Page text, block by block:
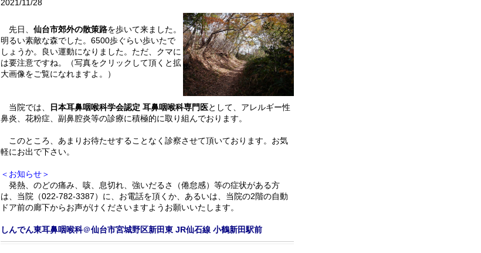
2021/11/28
先日、 仙台市郊外の散策路を歩いて来ました。
明るい素敵な森でした。6500歩ぐらい歩いたで
しょうか。良い運動になりました。ただ、クマに
は要注意ですね。（写真をクリックして頂くと拡
大画像をご覧になれますよ。）
当院では、 日本耳鼻咽喉科学会認定 耳鼻咽喉科専門医として、アレルギー性
鼻炎、花粉症、副鼻腔炎等の診療に積極的に取り組んでおります。
このところ、あまりお待たせすることなく診察させて頂いております。お気
軽にお出で下さい。
＜お知らせ＞
発熱、のどの痛み、咳、息切れ、強いだるさ（倦怠感）等の症状がある方
は、当院（022-782-3387）に、お電話を頂くか、あるいは、当院の2階の自動
ドア前の廊下からお声がけくださいますようお願いいたします。
しんでん東耳鼻咽喉科＠仙台市宮城野区新田東 JR仙石線 小鶴新田駅前